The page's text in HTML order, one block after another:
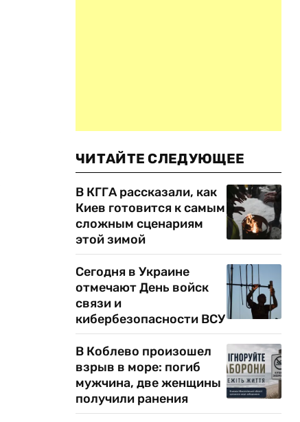
ЧИТАЙТЕ СЛЕДУЮЩЕЕ
В КГГА рассказали, как
Киев готовится к самым
сложным сценариям
этой зимой
Сегодня в Украине
отмечают День войск
связи и
кибербезопасности ВСУ
В Коблево произошел
взрыв в море: погиб
мужчина, две женщины
получили ранения